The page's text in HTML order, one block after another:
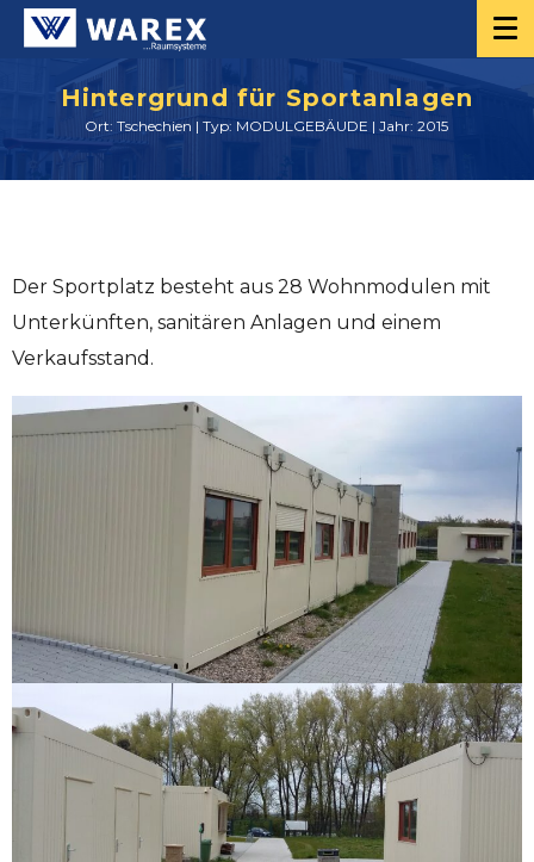
Hintergrund für Sportanlagen
Ort: Tschechien | Typ: MODULGEBÄUDE | Jahr: 2015
Der Sportplatz besteht aus 28 Wohnmodulen mit
Unterkünften, sanitären Anlagen und einem
Verkaufsstand.